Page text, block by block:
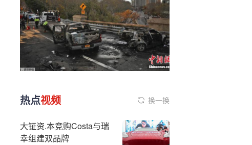
热点视频 换一换
大钲资.本竞购Costa与瑞
幸组建双品牌